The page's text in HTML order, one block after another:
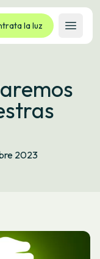
la luz
Abrir
2023